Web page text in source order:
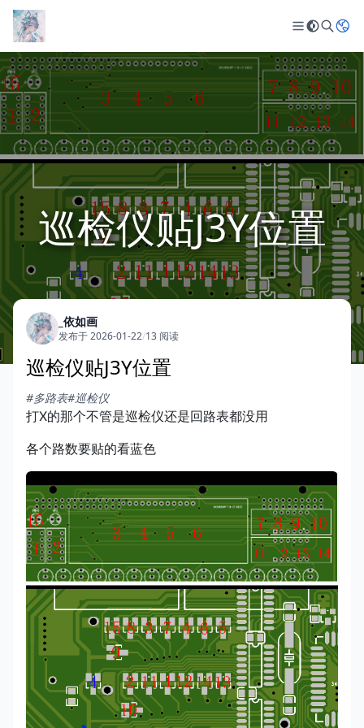
巡检仪贴J3Y位置
_依如画
发布于 2026-01-22/13 阅读
巡检仪贴J3Y位置
#多路表#巡检仪
打X的那个不管是巡检仪还是回路表都没用
各个路数要贴的看蓝色